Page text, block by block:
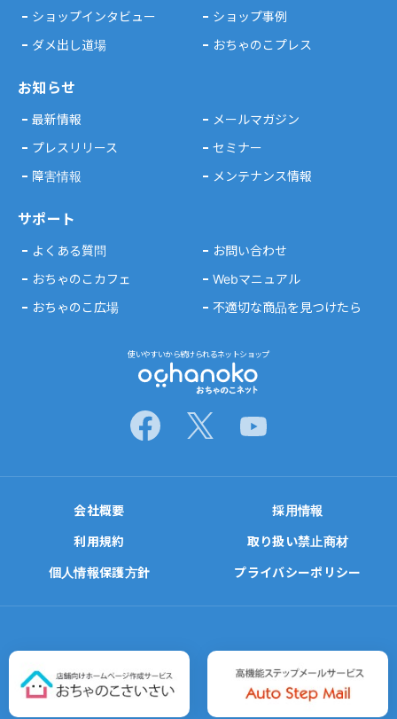
使いやすいから続けられるネットショップ
ショップインタビュー
ショップ事例
ダメ出し道場
おちゃのこプレス
お知らせ
最新情報
メールマガジン
プレスリリース
セミナー
障害情報
メンテナンス情報
サポート
よくある質問
お問い合わせ
おちゃのこカフェ
Webマニュアル
おちゃのこ広場
不適切な商品を見つけたら
会社概要 採用情報
利用規約 取り扱い禁止商材
個人情報保護方針 プライバシーポリシー